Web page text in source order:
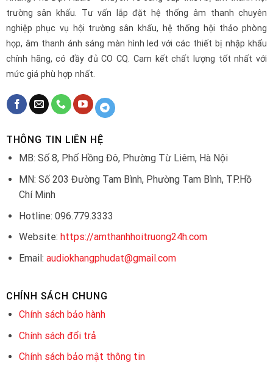
trường sân khấu. Tư vấn lắp đặt hệ thống âm thanh chuyên
nghiệp phục vụ hội trường sân khấu, hệ thống hội thảo phòng
họp, âm thanh ánh sáng màn hình led với các thiết bị nhập khẩu
chính hãng, có đầy đủ CO CQ. Cam kết chất lượng tốt nhất với
mức giá phù hợp nhất.
THÔNG TIN LIÊN HỆ
MB: Số 8, Phố Hồng Đô, Phường Từ Liêm, Hà Nội
MN: Số 203 Đường Tam Bình, Phường Tam Bình, TP.Hồ
Chí Minh
Hotline: 096.779.3333
Website: https://amthanhhoitruong24h.com
Email: audiokhangphudat@gmail.com
CHÍNH SÁCH CHUNG
Chính sách bảo hành
Chính sách đổi trả
Chính sách bảo mật thông tin